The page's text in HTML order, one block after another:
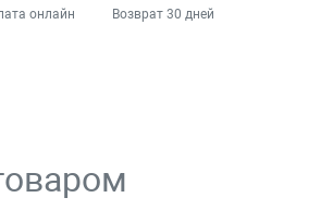
онлайн Возврат 30 дней